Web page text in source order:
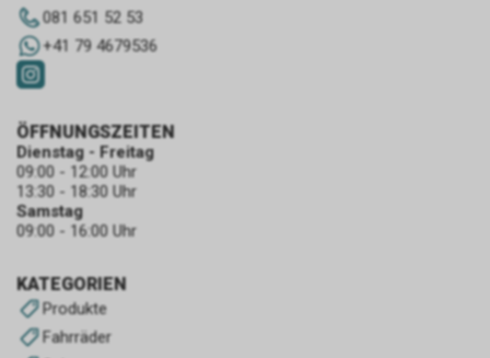
081 651 52 53
+41 79 4679536
KATEGORIEN
Produkte
Fahrräder
ÖFFNUNGSZEITEN
Dienstag - Freitag
09:00 - 12:00 Uhr
13:30 - 18:30 Uhr
Samstag
09:00 - 16:00 Uhr